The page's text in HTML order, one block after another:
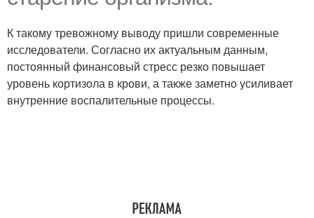
К такому тревожному выводу пришли современные
исследователи. Согласно их актуальным данным,
постоянный финансовый стресс резко повышает
уровень кортизола в крови, а также заметно усиливает
внутренние воспалительные процессы.